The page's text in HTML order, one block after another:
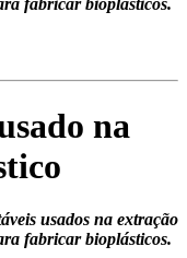
na
usados na extração
fabricar bioplásticos.